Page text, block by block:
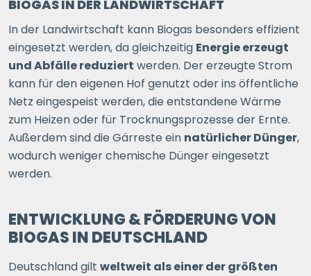
BIOGAS IN DER LANDWIRTSCHAFT
In der Landwirtschaft kann Biogas besonders effizient
eingesetzt werden, da gleichzeitig Energie erzeugt
und Abfälle reduziert werden. Der erzeugte Strom
kann für den eigenen Hof genutzt oder ins öffentliche
Netz eingespeist werden, die entstandene Wärme
zum Heizen oder für Trocknungsprozesse der Ernte.
Außerdem sind die Gärreste ein natürlicher Dünger,
wodurch weniger chemische Dünger eingesetzt
werden.
ENTWICKLUNG & FÖRDERUNG VON
BIOGAS IN DEUTSCHLAND
Deutschland gilt weltweit als einer der größten